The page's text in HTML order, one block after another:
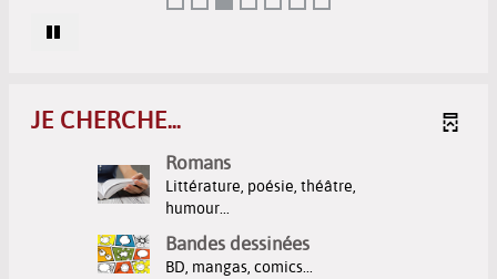
JE CHERCHE...
Romans
Littérature, poésie, théâtre,
humour...
Bandes dessinées
BD, mangas, comics...